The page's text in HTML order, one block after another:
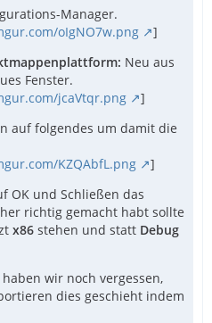
Manager.
oIgNO7w.png
]
Neu aus
Fenster.
jcaVtqr.png
]
auf folgendes um damit die
KZQAbfL.png
]
OK und Schließen das
richtig gemacht habt sollte
x86 stehen und statt Debug
wir noch vergessen,
dies geschieht indem